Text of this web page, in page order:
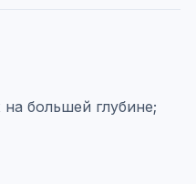
большей глубине;